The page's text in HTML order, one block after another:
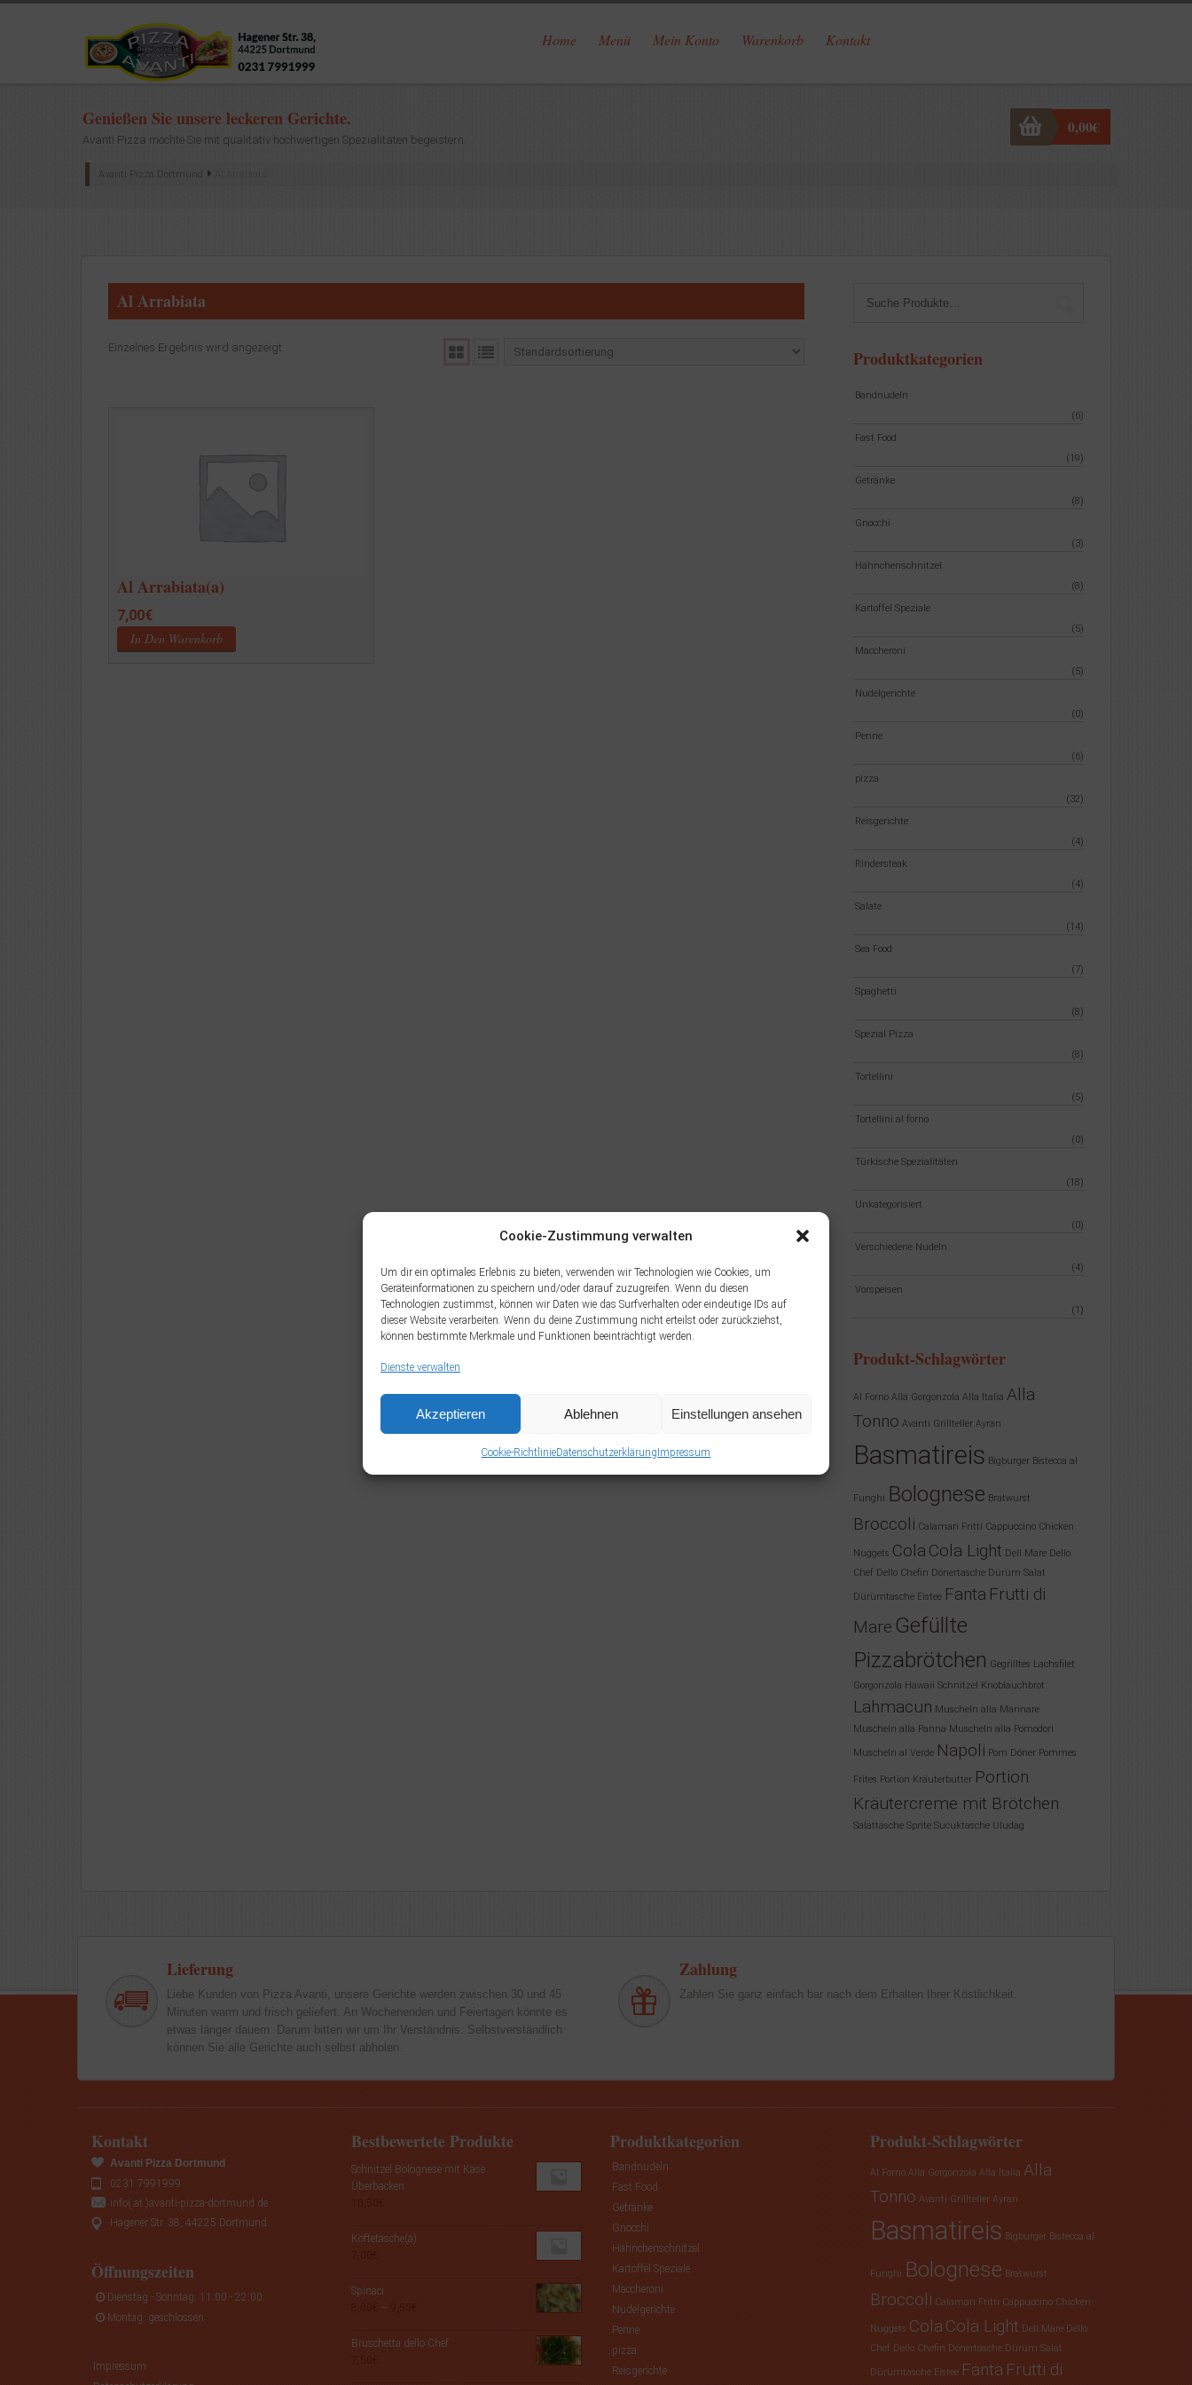
Cookie-Zustimmung verwalten
Um dir ein optimales Erlebnis zu bieten, verwenden wir Technologien wie Cookies, um
Geräteinformationen zu speichern und/oder darauf zuzugreifen. Wenn du diesen
Technologien zustimmst, können wir Daten wie das Surfverhalten oder eindeutige IDs auf
dieser Website verarbeiten. Wenn du deine Zustimmung nicht erteilst oder zurückziehst,
können bestimmte Merkmale und Funktionen beeinträchtigt werden.
Dienste verwalten
Akzeptieren Ablehnen Einstellungen ansehen
Cookie-RichtlinieDatenschutzerklärung Impressum
Home Menü Mein Konto Warenkorb Kontakt
Genießen Sie unsere leckeren Gerichte.
Avanti Pizza möchte Sie mit qualitativ hochwertigen Spezialitäten begeistern.
Avanti Pizza Dortmund
0,00€
Al Arrabiata
Einzelnes Ergebnis wird angezeigt
Al Arrabiata(a)
7,00€
In Den Warenkorb
Produktkategorien
Bandnudeln
(6)
Fast Food
(19)
Getränke
(8)
Gnocchi
(3)
Hähnchenschnitzel
(8)
Kartoffel Speziale
(5)
Maccheroni
(5)
Nudelgerichte
(0)
Penne
(6)
pizza
(32)
Reisgerichte
(4)
Rindersteak
(4)
Salate
(14)
Sea Food
(7)
Spaghetti
(8)
Spezial Pizza
(8)
Tortellini
(5)
Tortellini al forno
(0)
Türkische Spezialitäten
(18)
Unkategorisiert
(0)
Verschiedene Nudeln
(4)
Vorspeisen
(1)
Produkt-Schlagwörter
Al Forno Alla Gorgonzola Alla Italia Alla
Tonno Avanti Grillteller Ayran
Basmatireis Bigburger Bistecca al
Funghi Bolognese Bratwurst
Broccoli Calamari Fritti Cappuccino Chicken
Nuggets Cola Cola Light Dell Mare Dello
Chef Dello Chefin Dönertasche Dürüm Salat
Dürümtasche Eistee Fanta Frutti di
Mare Gefüllte
Pizzabrötchen Gegrilltes Lachsfilet
Gorgonzola Hawaii Schnitzel Knoblauchbrot
Lahmacun Muscheln alla Marinare
Muscheln alla Panna Muscheln alla Pomodori
Muscheln al Verde Napoli Pom Döner Pommes
Frites Portion Kräuterbutter Portion
Kräutercreme mit Brötchen
Salattasche Sprite Sucuktasche Uludag
Lieferung
Liebe Kunden von Pizza Avanti, unsere Gerichte werden zwischen 30 und 45
Minuten warm und frisch geliefert. An Wochenenden und Feiertagen könnte es
etwas länger dauern. Darum bitten wir um Ihr Verständnis. Selbstverständlich
können Sie alle Gerichte auch selbst abholen.
Zahlung
Zahlen Sie ganz einfach bar nach dem Erhalten Ihrer Köstlichkeit.
Kontakt
Avanti Pizza Dortmund
0231 7991999
info(.at.)avanti-pizza-dortmund.de
Hagener Str. 38, 44225 Dortmund
Öffnungszeiten
Dienstag - Sonntag: 11:00 - 22:00
Montag: geschlossen
Impressum
Bestbewertete Produkte
Schnitzel Bolognese mit Käse
Überbacken
Köftetasche(a)
Spinaci
–
bis
Bruschetta dello Chef
Produktkategorien
Bandnudeln
Fast Food
Getränke
Gnocchi
Hähnchenschnitzel
Kartoffel Speziale
Maccheroni
Nudelgerichte
Penne
pizza
Reisgerichte
Produkt-Schlagwörter
Al Forno Alla Gorgonzola Alla Italia Alla
Tonno Avanti Grillteller Ayran
Basmatireis Bigburger Bistecca al
Funghi Bolognese Bratwurst
Broccoli Calamari Fritti Cappuccino Chicken
Nuggets Cola Cola Light Dell Mare Dello
Chef Dello Chefin Dönertasche Dürüm Salat
Dürümtasche Eistee Fanta Frutti di